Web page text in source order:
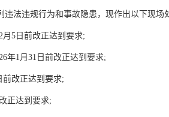
法违规行为和事故隐患，现作出以下现场
月5日前改正达到要求;
年1月31日前改正达到要求;
前改正达到要求;
正达到要求;